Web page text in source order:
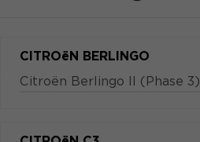
CITROëN BERLINGO
Citroën Berlingo II (Phase 3)